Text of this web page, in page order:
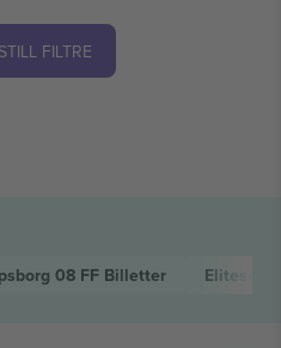
FILTRE
08 FF Billetter